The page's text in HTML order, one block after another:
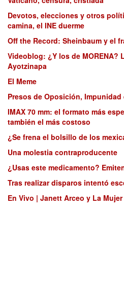
Devotos, elecciones y otros
camina, el INE duerme
Off the Record: Sheinbaum y el
Videoblog: ¿Y los de MORENA?
Ayotzinapa
El Meme
Presos de Oposición, Impunidad
IMAX 70 mm: el formato más
también el más costoso
¿Se frena el bolsillo de los
Una molestia contraproducente
¿Usas este medicamento?
Tras realizar disparos intentó
En Vivo | Janett Arceo y La